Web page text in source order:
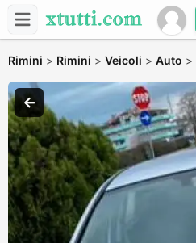
Rimini > Rimini > Veicoli > Auto >